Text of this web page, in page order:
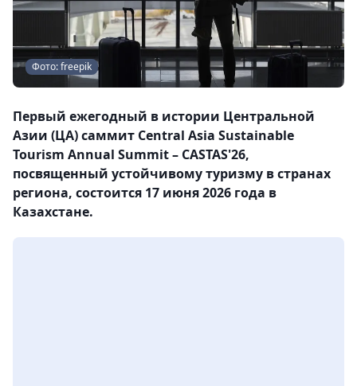
Фото: freepik
Первый ежегодный в истории Центральной
Азии (ЦА) саммит Central Asia Sustainable
Tourism Annual Summit – CASTAS'26,
посвященный устойчивому туризму в странах
региона, состоится 17 июня 2026 года в
Казахстане.